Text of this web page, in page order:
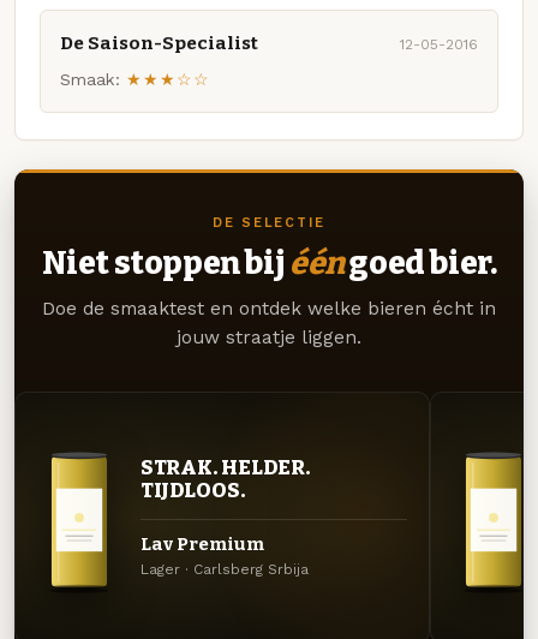
De Saison-Specialist 12-05-2016
Smaak: ★★★☆☆
DE SELECTIE
Niet stoppen bij ééngoed bier.
Doe de smaaktest en ontdek welke bieren écht in
jouw straatje liggen.
STRAK. HELDER.
TIJDLOOS.
Lav Premium
Lager · Carlsberg Srbija